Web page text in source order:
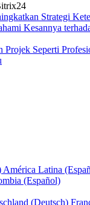
Strategi
Kesannya
Projek Seperti
América Latina
(Español)
(Deutsch)